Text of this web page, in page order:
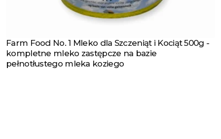
Zobacz produkt
Farm Food No. 1 Mleko dla Szczeniąt i Kociąt 500g -
kompletne mleko zastępcze na bazie
pełnotłustego mleka koziego